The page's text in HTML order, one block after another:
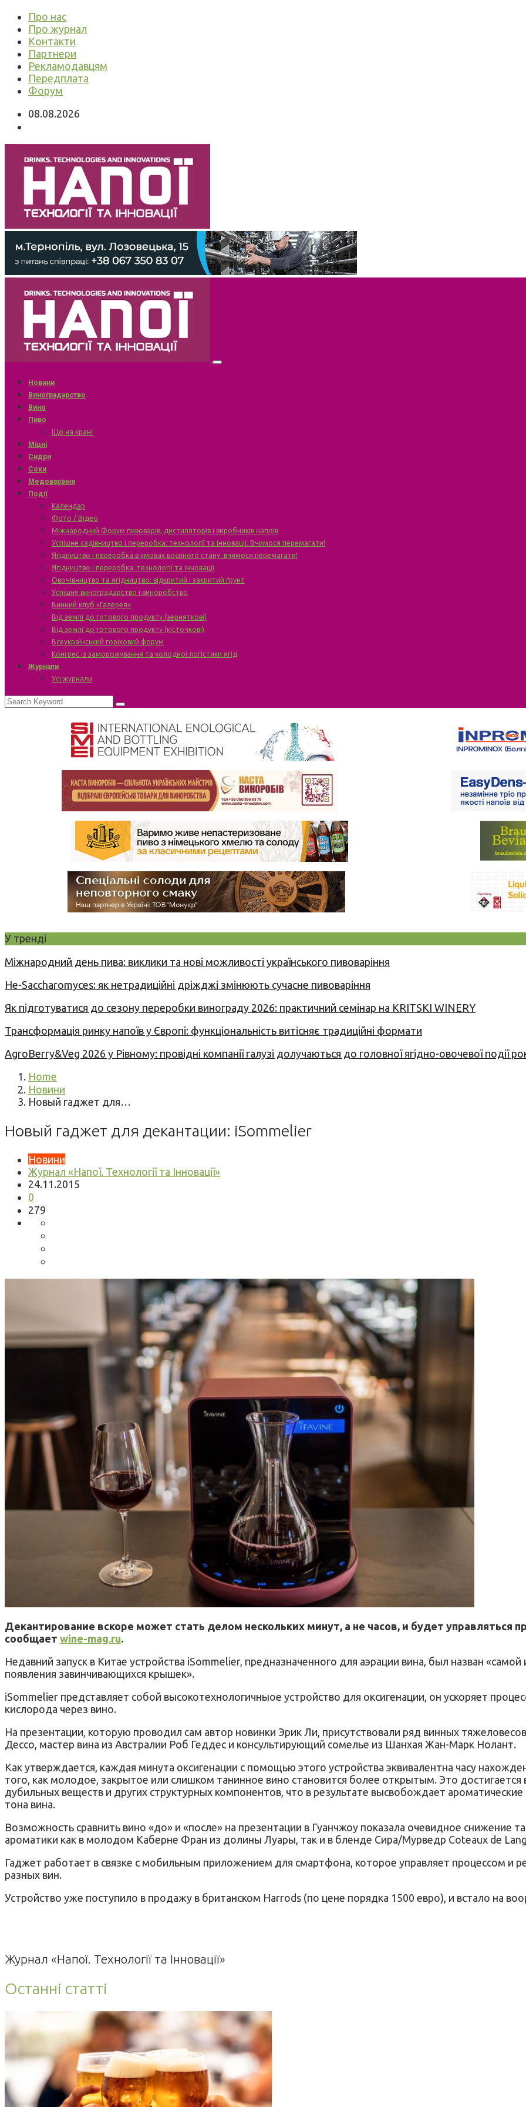
Про нас
Про журнал
Контакти
Партнери
Рекламодавцям
Передплата
Форум
08.08.2026
Новини
Виноградарство
Вино
Пиво
Що на крані
Міцні
Сидри
Соки
Медоваріння
Події
Календар
Фото / Відео
Міжнародний Форум пивоварів, дистиляторів і виробників напоїв
Успішне садівництво і переробка: технології та інновації. Вчимося перемагати!
Ягідництво і переробка в умовах воєнного стану: вчимося перемагати!
Ягідництво і переробка: технології та інновації
Овочівництво та ягідництво: відкритий і закритий ґрунт
Успішне виноградарство і виноробство
Винний клуб «Галерея»
Від землі до готового продукту (зерняткові)
Від землі до готового продукту (кісточкові)
Всеукраїнський горіховий форум
Конгрес із заморожування та холодної логістики ягід
Журнали
Усі журнали
У тренді
Міжнародний день пива: виклики та нові можливості українського пивоваріння
Не-Saccharomyces: як нетрадиційні дріжджі змінюють сучасне пивоваріння
Як підготуватися до сезону переробки винограду 2026: практичний семінар на KRITSKI WINERY
Трансформація ринку напоїв у Європі: функціональність витісняє традиційні формати
AgroBerry&Veg 2026 у Рівному: провідні компанії галузі долучаються до головної ягідно-овочевої події
Home
Новини
Новый гаджет для…
Новый гаджет для декантации: iSommelier
Новини
Журнал «Напої. Технології та Інновації»
24.11.2015
0
279
Декантирование вскоре может стать делом нескольких минут, а не часов, и будет
сообщает wine-mag.ru.
Недавний запуск в Китае устройства iSommelier, предназначенного для аэрации вина, был назван
появления завинчивающихся крышек».
iSommelier представляет собой высокотехнологичныое устройство для оксигенации, он ускоряет
кислорода через вино.
На презентации, которую проводил сам автор новинки Эрик Ли, присутствовали ряд винных
Дессо, мастер вина из Австралии Роб Геддес и консультирующий сомелье из Шанхая Жан-Марк Нолант.
Как утверждается, каждая минута оксигенации с помощью этого устройства эквивалентна часу
того, как молодое, закрытое или слишком танинное вино становится более открытым. Это
дубильных веществ и других структурных компонентов, что в результате высвобождает
тона вина.
Возможность сравнить вино «до» и «после» на презентации в Гуанчжоу показала очевидное снижение
ароматики как в молодом Каберне Фран из долины Луары, так и в бленде Сира/Мурведр Coteaux de
Гаджет работает в связке с мобильным приложением для смартфона, которое управляет процессом и
разных вин.
Устройство уже поступило в продажу в британском Harrods (по цене порядка 1500 евро), и встало на
Журнал «Напої. Технології та Інновації»
Останні статті